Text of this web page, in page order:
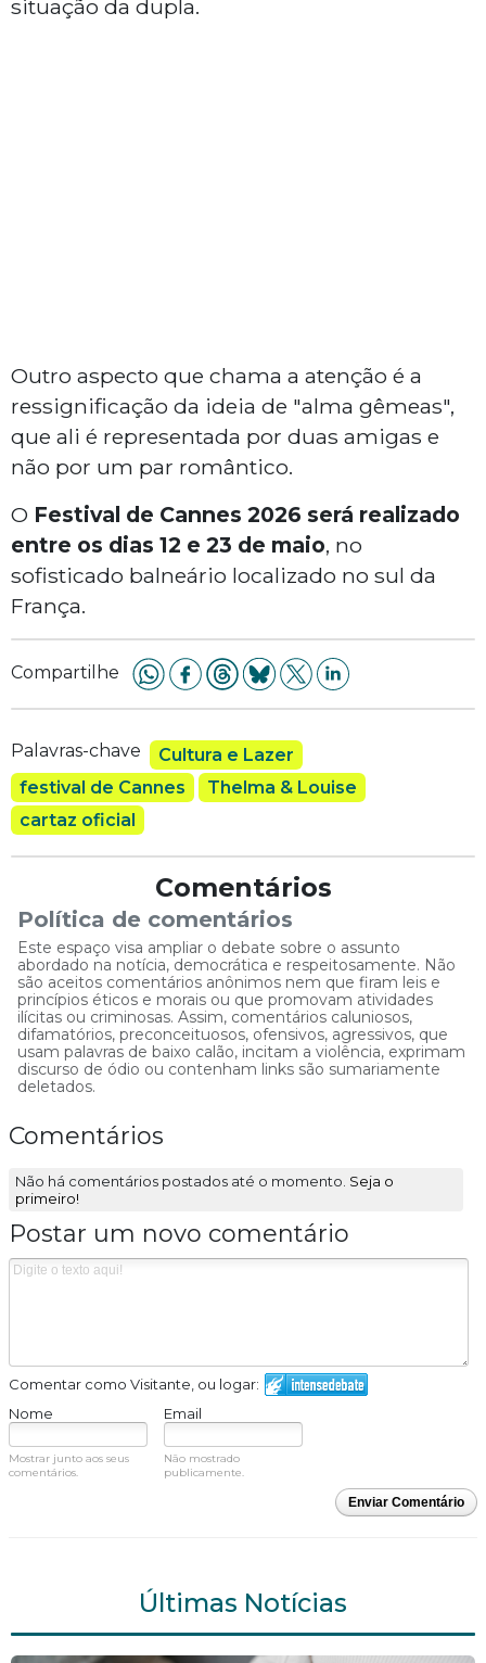
situação da dupla.
Outro aspecto que chama a atenção é a
ressignificação da ideia de "alma gêmeas",
que ali é representada por duas amigas e
não por um par romântico.
O Festival de Cannes 2026 será realizado
entre os dias 12 e 23 de maio, no
sofisticado balneário localizado no sul da
França.
Compartilhe
Palavras-chave
Cultura e Lazer
festival de Cannes
Thelma & Louise
cartaz oficial
Comentários
Política de comentários
Este espaço visa ampliar o debate sobre o assunto
abordado na notícia, democrática e respeitosamente. Não
são aceitos comentários anônimos nem que firam leis e
princípios éticos e morais ou que promovam atividades
ilícitas ou criminosas. Assim, comentários caluniosos,
difamatórios, preconceituosos, ofensivos, agressivos, que
usam palavras de baixo calão, incitam a violência, exprimam
discurso de ódio ou contenham links são sumariamente
deletados.
Comentários
Não há comentários postados até o momento. Seja o
primeiro!
Postar um novo comentário
Comentar como Visitante, ou logar:
Nome
Email
Mostrar junto aos seus
comentários.
Não mostrado
publicamente.
Enviar Comentário
Últimas Notícias